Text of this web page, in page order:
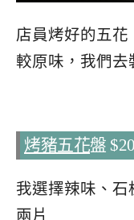
店員烤好的五花
較原味，我們去
烤豬五花盤
我選擇辣味、石
兩片